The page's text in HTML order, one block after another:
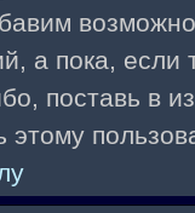
а пока, если
поставь в
этому